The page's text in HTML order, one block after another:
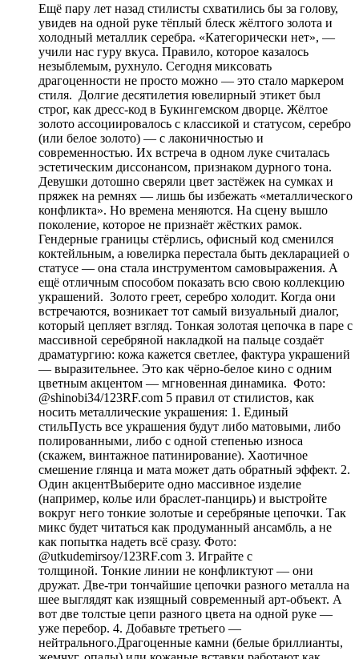
Ещё пару лет назад стилисты схватились бы за голову,
увидев на одной руке тёплый блеск жёлтого золота и
холодный металлик серебра. «Категорически нет», —
учили нас гуру вкуса. Правило, которое казалось
незыблемым, рухнуло. Сегодня миксовать
драгоценности не просто можно — это стало маркером
стиля. Долгие десятилетия ювелирный этикет был
строг, как дресс-код в Букингемском дворце. Жёлтое
золото ассоциировалось с классикой и статусом, серебро
(или белое золото) — с лаконичностью и
современностью. Их встреча в одном луке считалась
эстетическим диссонансом, признаком дурного тона.
Девушки дотошно сверяли цвет застёжек на сумках и
пряжек на ремнях — лишь бы избежать «металлического
конфликта». Но времена меняются. На сцену вышло
поколение, которое не признаёт жёстких рамок.
Гендерные границы стёрлись, офисный код сменился
коктейльным, а ювелирка перестала быть декларацией о
статусе — она стала инструментом самовыражения. А
ещё отличным способом показать всю свою коллекцию
украшений. Золото греет, серебро холодит. Когда они
встречаются, возникает тот самый визуальный диалог,
который цепляет взгляд. Тонкая золотая цепочка в паре с
массивной серебряной накладкой на пальце создаёт
драматургию: кожа кажется светлее, фактура украшений
— выразительнее. Это как чёрно-белое кино с одним
цветным акцентом — мгновенная динамика. Фото:
@shinobi34/123RF.com 5 правил от стилистов, как
носить металлические украшения: 1. Единый
стильПусть все украшения будут либо матовыми, либо
полированными, либо с одной степенью износа
(скажем, винтажное патинирование). Хаотичное
смешение глянца и мата может дать обратный эффект. 2.
Один акцентВыберите одно массивное изделие
(например, колье или браслет-панцирь) и выстройте
вокруг него тонкие золотые и серебряные цепочки. Так
микс будет читаться как продуманный ансамбль, а не
как попытка надеть всё сразу. Фото:
@utkudemirsoy/123RF.com 3. Играйте с
толщиной. Тонкие линии не конфликтуют — они
дружат. Две-три тончайшие цепочки разного металла на
шее выглядят как изящный современный арт-объект. А
вот две толстые цепи разного цвета на одной руке —
уже перебор. 4. Добавьте третьего —
нейтрального.Драгоценные камни (белые бриллианты,